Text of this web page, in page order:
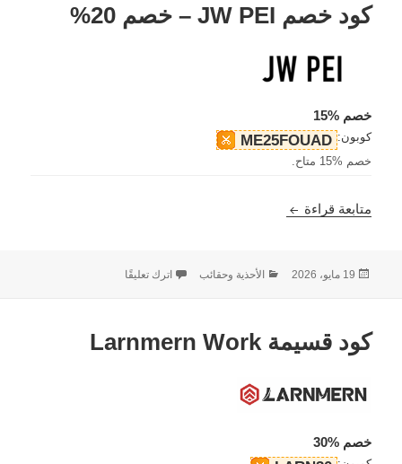
كود خصم JW PEI – خصم 20%
خصم %15
كوبون: ME25FOUAD
خصم %15 متاح.
متابعة قراءة كود خصم JW PEI – خصم 20%
نُشرت
19 مايو، 2026 التصنيفات
الأحذية وحقائب اترك تعليقًا
كود قسيمة Larnmern Work
خصم %30